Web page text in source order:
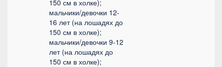
150 см в холке);
мальчики/девочки 12-
16 лет (на лошадях до
150 см в холке);
мальчики/девочки 9-12
лет (на лошадях до
150 см в холке);